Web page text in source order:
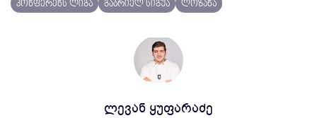
კონფერენს ლიგა
გაბრიელ სიგუა ლოზანა
ლევან ყუფარაძე